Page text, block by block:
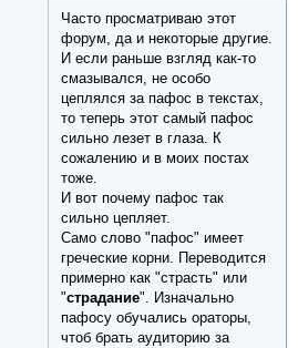
Часто просматриваю этот
форум, да и некоторые другие.
И если раньше взгляд как-то
смазывался, не особо
цеплялся за пафос в текстах,
то теперь этот самый пафос
сильно лезет в глаза. К
сожалению и в моих постах
тоже.
И вот почему пафос так
сильно цепляет.
Само слово "пафос" имеет
греческие корни. Переводится
примерно как "страсть" или
"страдание". Изначально
пафосу обучались ораторы,
чтоб брать аудиторию за